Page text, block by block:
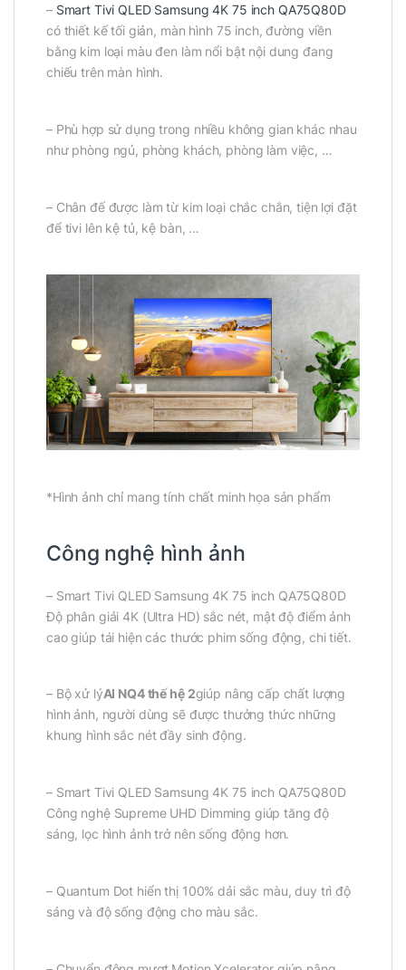
– Smart Tivi QLED Samsung 4K 75 inch QA75Q80D
có thiết kế tối giản, màn hình 75 inch, đường viền
bằng kim loại màu đen làm nổi bật nội dung đang
chiếu trên màn hình.
– Phù hợp sử dụng trong nhiều không gian khác nhau
như phòng ngủ, phòng khách, phòng làm việc, …
– Chân đế được làm từ kim loại chắc chắn, tiện lợi đặt
để tivi lên kệ tủ, kệ bàn, …
*Hình ảnh chỉ mang tính chất minh họa sản phẩm
Công nghệ hình ảnh
– Smart Tivi QLED Samsung 4K 75 inch QA75Q80D
Độ phân giải 4K (Ultra HD) sắc nét, mật độ điểm ảnh
cao giúp tái hiện các thước phim sống động, chi tiết.
– Bộ xử lýAI NQ4 thế hệ 2giúp nâng cấp chất lượng
hình ảnh, người dùng sẽ được thưởng thức những
khung hình sắc nét đầy sinh động.
– Smart Tivi QLED Samsung 4K 75 inch QA75Q80D
Công nghệ Supreme UHD Dimming giúp tăng độ
sáng, lọc hình ảnh trở nên sống động hơn.
– Quantum Dot hiển thị 100% dải sắc màu, duy trì độ
sáng và độ sống động cho màu sắc.